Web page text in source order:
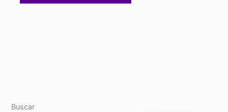
Buscar